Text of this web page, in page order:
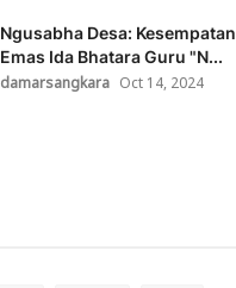
Ngusabha Desa: Kesempatan
Emas Ida Bhatara Guru "N...
damarsangkara Oct 14, 2024